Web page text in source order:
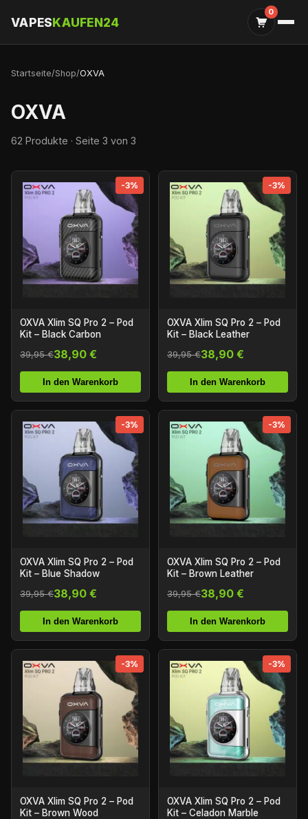
VAPESKAUFEN24
0
Startseite/Shop/OXVA
OXVA
62 Produkte · Seite 3 von 3
-3%
OXVA Xlim SQ Pro 2 – Pod
Kit – Black Carbon
39,95 €38,90 €
In den Warenkorb
-3%
OXVA Xlim SQ Pro 2 – Pod
Kit – Black Leather
39,95 €38,90 €
In den Warenkorb
-3%
OXVA Xlim SQ Pro 2 – Pod
Kit – Blue Shadow
39,95 €38,90 €
In den Warenkorb
-3%
OXVA Xlim SQ Pro 2 – Pod
Kit – Brown Leather
39,95 €38,90 €
In den Warenkorb
-3%
OXVA Xlim SQ Pro 2 – Pod
Kit – Brown Wood
-3%
OXVA Xlim SQ Pro 2 – Pod
Kit – Celadon Marble